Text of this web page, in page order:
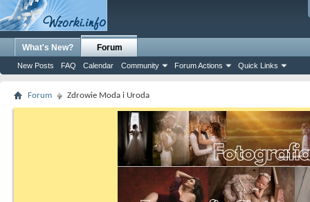
What's New? Forum
New Posts FAQ Calendar Community Forum Actions Quick Links
Forum Zdrowie Moda i Uroda